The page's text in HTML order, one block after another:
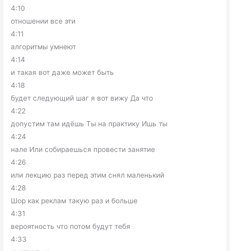
4:10
отношении все эти
4:11
алгоритмы умнеют
4:14
и такая вот даже может быть
4:18
будет следующий шаг я вот вижу Да что
4:22
допустим там идёшь Ты на практику Ишь ты
4:24
нале Или собираешься провести занятие
4:26
или лекцию раз перед этим снял маленький
4:28
Шор как реклам такую раз и больше
4:31
вероятность что потом будут тебя
4:33